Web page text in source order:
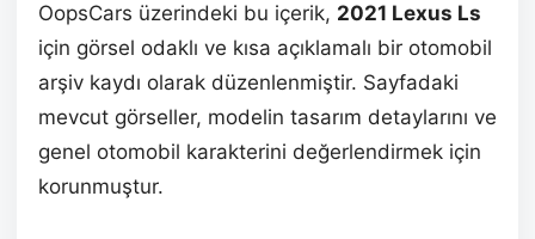
OopsCars üzerindeki bu içerik, 2021 Lexus Ls
için görsel odaklı ve kısa açıklamalı bir otomobil
arşiv kaydı olarak düzenlenmiştir. Sayfadaki
mevcut görseller, modelin tasarım detaylarını ve
genel otomobil karakterini değerlendirmek için
korunmuştur.